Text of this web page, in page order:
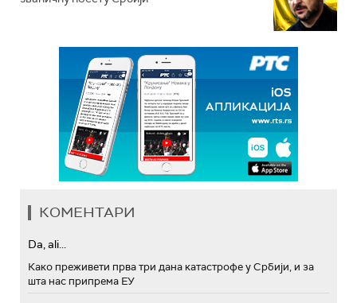
КОМЕНТАРИ
Da, ali...
Како преживети прва три дана катастрофе у Србији, и за
шта нас припрема ЕУ